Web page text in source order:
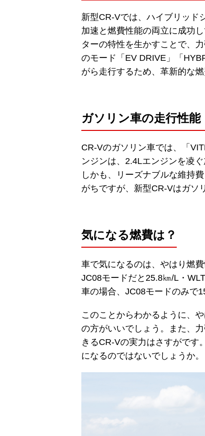
新型CR-Vでは、ハイブリッド
加速と燃費性能の両立に成功
ターの特性を生かすことで、
のモード「EV DRIVE」「
がら走行するため、革新的な
ガソリン車の走行性能
CR-Vのガソリン車では、「
ンジンは、2.4Lエンジンを凌
しかも、リーズナブルな維持
がちですが、新型CR-Vはガソ
気になる燃費は？
車で気になるのは、やはり燃
JC08モードだと25.8㎞/L・
車の場合、JC08モードのみで
このことからわかるように、
の方がいいでしょう。また、
きるCR-Vの実力はさすがです
になるのではないでしょうか。